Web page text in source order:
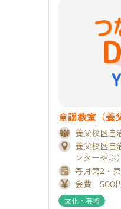
童謡教室（養
養父校区自
養父校区自
ンターやぶ）
毎月第2・
会費 500
文化・芸術